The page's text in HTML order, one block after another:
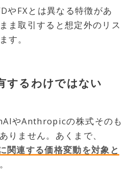
やFXとは異なる特徴があ
ま取引すると想定外のリス
す。
するわけではない
やAnthropicの株式そのも
りません。あくまで、
連する価格変動を対象と